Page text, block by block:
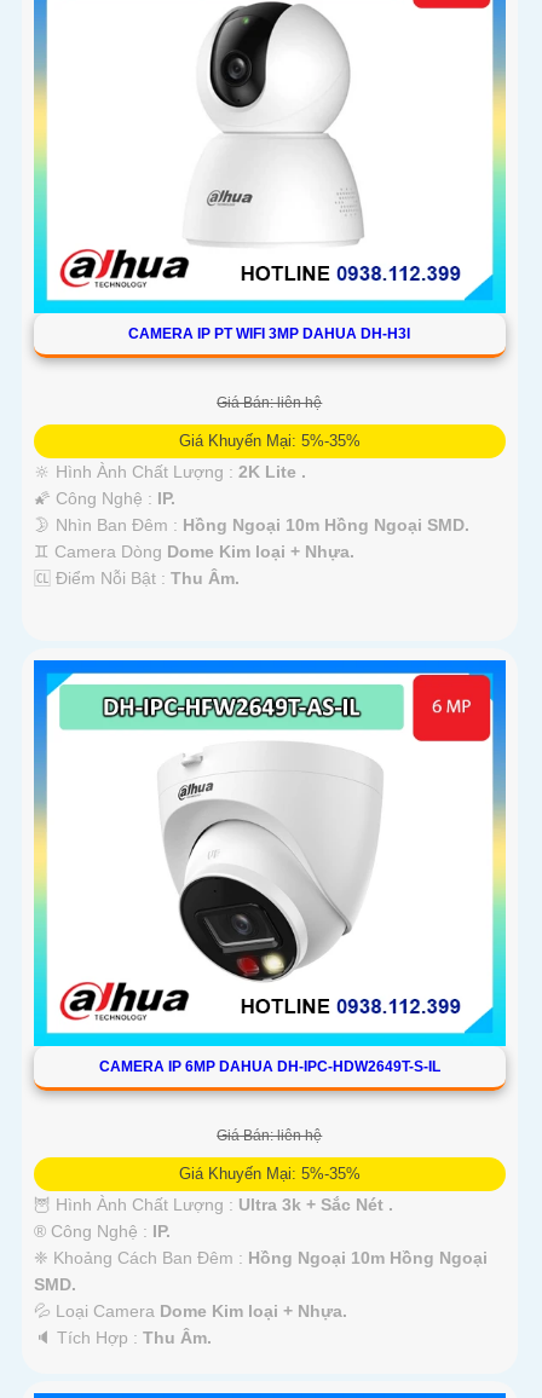
CAMERA IP PT WIFI 3MP DAHUA DH-H3I
Giá Bán: liên hệ
Giá Khuyến Mại: 5%-35%
🔆 Hình Ành Chất Lượng : 2K Lite .
🌠 Công Nghệ : IP.
🌛 Nhìn Ban Đêm : Hồng Ngoại 10m Hồng Ngoại SMD.
♊ Camera Dòng Dome Kim loại + Nhựa.
️🆑 Điểm Nỗi Bật : Thu Âm.
CAMERA IP 6MP DAHUA DH-IPC-HDW2649T-S-IL
Giá Bán: liên hệ
Giá Khuyến Mại: 5%-35%
🦉 Hình Ành Chất Lượng : Ultra 3k + Sắc Nét .
®️ Công Nghệ : IP.
❈ Khoảng Cách Ban Đêm : Hồng Ngoại 10m Hồng Ngoại
SMD.
💦 Loại Camera Dome Kim loại + Nhựa.
️🔈 Tích Hợp : Thu Âm.